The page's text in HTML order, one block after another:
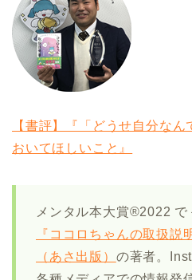
【書評】『「どうせ自分な
おいてほしいこと』
メンタル本大賞®2022 で
『ココロちゃんの取扱説
（あさ出版） の著者。